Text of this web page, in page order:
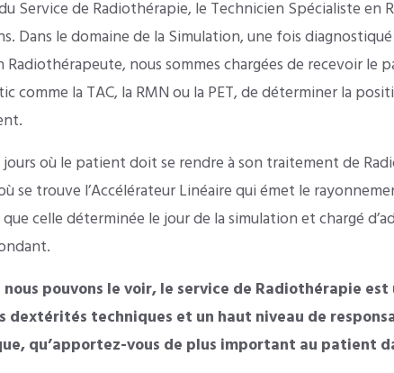
Service de Radiothérapie, le Technicien Spécialiste en
Dans le domaine de la Simulation, une fois
Radiothérapeute, nous sommes chargées de recevoir le
comme la TAC, la RMN ou la PET, de déterminer la
jours où le patient doit se rendre à son traitement de
se trouve l’Accélérateur Linéaire qui émet le
celle déterminée le jour de la simulation et chargé
nous pouvons le voir, le service de Radiothérapie
dextérités techniques et un haut niveau de
qu’apportez-vous de plus important au patient